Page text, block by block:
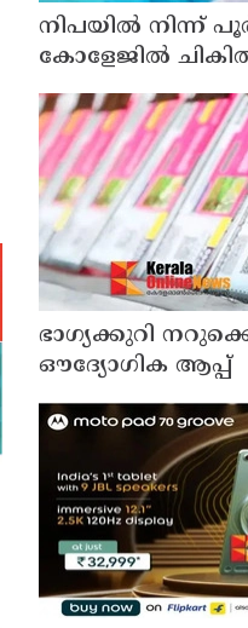
നിപയിൽ നിന്ന്
കോളേജിൽ
വീട്ടിലേക്ക് മടങ്ങി
ഭാഗ്യക്കുറി
ഔദ്യോഗിക ആപ്പ്